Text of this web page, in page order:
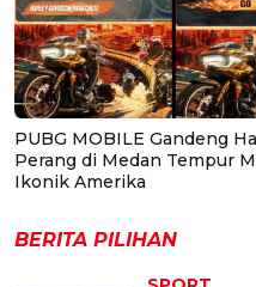
PUBG MOBILE Gandeng
Perang di Medan Tempur
Ikonik Amerika
BERITA PILIHAN